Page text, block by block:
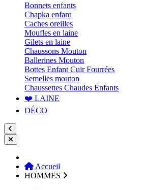
Bonnets enfants
Chapka enfant
Caches oreilles
Moufles en laine
Gilets en laine
Chaussons Mouton
Ballerines Mouton
Bottes Enfant Cuir Fourrées
Semelles mouton
Chaussettes Chaudes Enfants
❤️ LAINE
DÉCO
Accueil
HOMMES